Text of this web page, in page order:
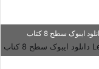
دانلود کتاب Level 8 Korean Grammar Textbook دانلود ایبوک سطح 8 کتاب